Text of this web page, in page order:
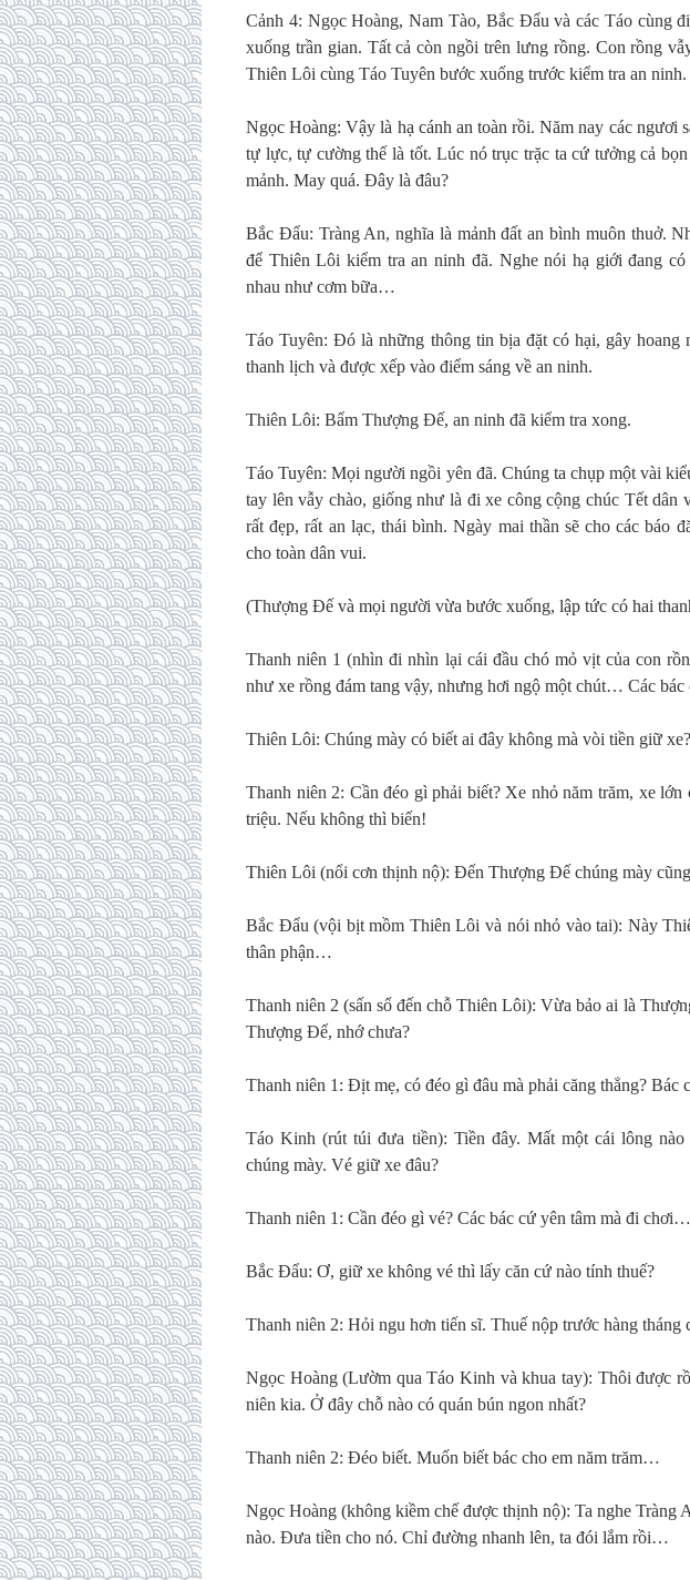
Cảnh 4: Ngọc Hoàng, Nam Tào, Bắc Đẩu và các Táo cùng
xuống trần gian. Tất cả còn ngồi trên lưng rồng. Con rồng
Thiên Lôi cùng Táo Tuyên bước xuống trước kiểm tra an ninh.
Ngọc Hoàng: Vậy là hạ cánh an toàn rồi. Năm nay các ngươi
tự lực, tự cường thế là tốt. Lúc nó trục trặc ta cứ tưởng cả
mảnh. May quá. Đây là đâu?
Bắc Đẩu: Tràng An, nghĩa là mảnh đất an bình muôn thuở.
để Thiên Lôi kiểm tra an ninh đã. Nghe nói hạ giới đang
nhau như cơm bữa…
Táo Tuyên: Đó là những thông tin bịa đặt có hại, gây
thanh lịch và được xếp vào điểm sáng về an ninh.
Thiên Lôi: Bẩm Thượng Đế, an ninh đã kiểm tra xong.
Táo Tuyên: Mọi người ngồi yên đã. Chúng ta chụp một vài
tay lên vẫy chào, giống như là đi xe công cộng chúc Tết
rất đẹp, rất an lạc, thái bình. Ngày mai thần sẽ cho các báo
cho toàn dân vui.
(Thượng Đế và mọi người vừa bước xuống, lập tức có hai
Thanh niên 1 (nhìn đi nhìn lại cái đầu chó mỏ vịt của con
như xe rồng đám tang vậy, nhưng hơi ngộ một chút… Các bác
Thiên Lôi: Chúng mày có biết ai đây không mà vòi tiền giữ xe?
Thanh niên 2: Cần đéo gì phải biết? Xe nhỏ năm trăm, xe
triệu. Nếu không thì biến!
Thiên Lôi (nổi cơn thịnh nộ): Đến Thượng Đế chúng mày
Bắc Đẩu (vội bịt mồm Thiên Lôi và nói nhỏ vào tai): Này
thân phận…
Thanh niên 2 (sấn sổ đến chỗ Thiên Lôi): Vừa bảo ai là
Thượng Đế, nhớ chưa?
Thanh niên 1: Địt mẹ, có đéo gì đâu mà phải căng thẳng? Bác
Táo Kinh (rút túi đưa tiền): Tiền đây. Mất một cái lông
chúng mày. Vé giữ xe đâu?
Thanh niên 1: Cần đéo gì vé? Các bác cứ yên tâm mà đi chơi…
Bắc Đẩu: Ơ, giữ xe không vé thì lấy căn cứ nào tính thuế?
Thanh niên 2: Hỏi ngu hơn tiến sĩ. Thuế nộp trước hàng
Ngọc Hoàng (Lườm qua Táo Kinh và khua tay): Thôi được
niên kia. Ở đây chỗ nào có quán bún ngon nhất?
Thanh niên 2: Đéo biết. Muốn biết bác cho em năm trăm…
Ngọc Hoàng (không kiềm chế được thịnh nộ): Ta nghe Tràng
nào. Đưa tiền cho nó. Chỉ đường nhanh lên, ta đói lắm rồi…